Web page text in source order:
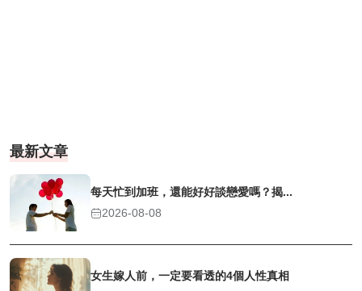
最新文章
每天忙到加班，還能好好談戀愛嗎？揭...
2026-08-08
女生嫁人前，一定要看透的4個人性真相